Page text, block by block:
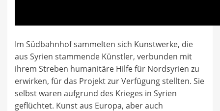
Im Südbahnhof sammelten sich Kunstwerke, die
aus Syrien stammende Künstler, verbunden mit
ihrem Streben humanitäre Hilfe für Nordsyrien zu
erwirken, für das Projekt zur Verfügung stellten. Sie
selbst waren aufgrund des Krieges in Syrien
geflüchtet. Kunst aus Europa, aber auch